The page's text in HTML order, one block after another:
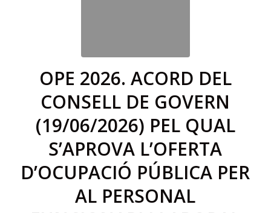
OPE 2026. ACORD DEL
CONSELL DE GOVERN
(19/06/2026) PEL QUAL
S’APROVA L’OFERTA
D’OCUPACIÓ PÚBLICA PER
AL PERSONAL